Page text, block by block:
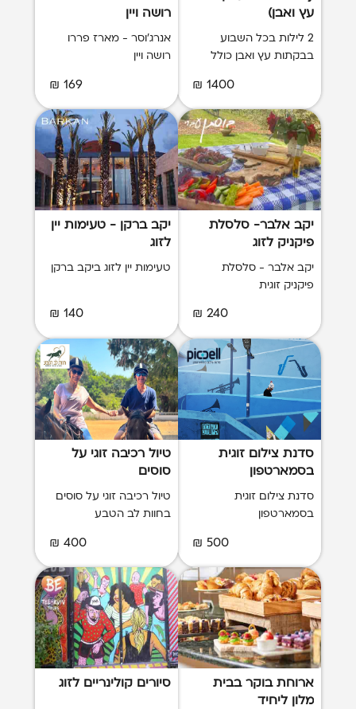
עץ ואבן)
2 לילות בכל השבוע
בבקתות עץ ואבן כולל
1400 ₪
רושה ויין
אנרג'וסר - מארז פררו
רושה ויין
169 ₪
יקב אלבר- סלסלת
פיקניק לזוג
יקב אלבר - סלסלת
פיקניק זוגית
240 ₪
יקב ברקן - טעימות יין
לזוג
טעימות יין לזוג ביקב ברקן
140 ₪
סדנת צילום זוגית
בסמארטפון
סדנת צילום זוגית
בסמארטפון
500 ₪
טיול רכיבה זוגי על
סוסים
טיול רכיבה זוגי על סוסים
בחוות לב הטבע
400 ₪
ארוחת בוקר בבית
מלון ליחיד
סיורים קולינריים לזוג